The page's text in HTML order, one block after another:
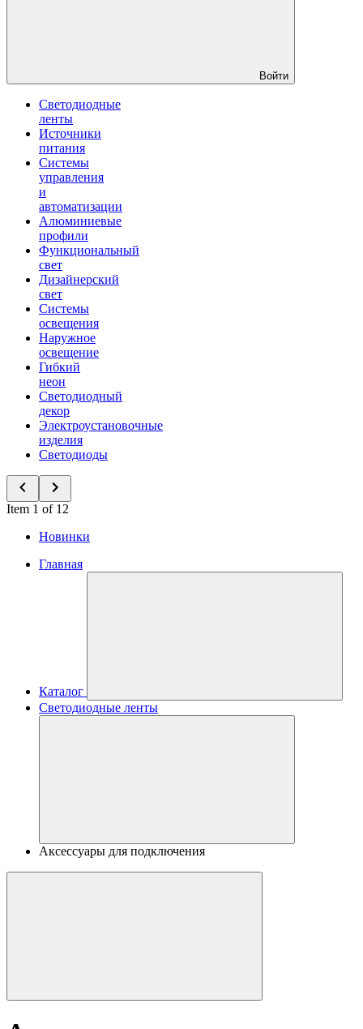
Войти
Светодиодные
ленты
Источники
питания
Системы
управления
и
автоматизации
Алюминиевые
профили
Функциональный
свет
Дизайнерский
свет
Системы
освещения
Наружное
освещение
Гибкий
неон
Светодиодный
декор
Электроустановочные
изделия
Светодиоды
Item 1 of 12
Новинки
Главная
Каталог
Светодиодные ленты
Аксессуары для подключения